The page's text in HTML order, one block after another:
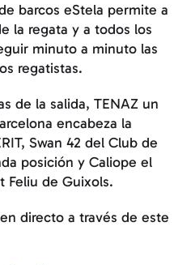
barcos eStela permite a
la regata y a todos los
minuto a minuto las
regatistas.
de la salida, TENAZ un
encabeza la
Swan 42 del Club de
posición y Caliope el
Feliu de Guixols.
directo a través de este